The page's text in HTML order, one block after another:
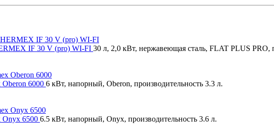
IF 30 V (pro) WI-FI 30 л, 2,0 кВт, нержавеющая сталь, FLAT PLUS PRO,
6000 6 кВт, напорный, Oberon, производительность 3.3 л.
Onyx 6500 6.5 кВт, напорный, Onyx, производительность 3.6 л.